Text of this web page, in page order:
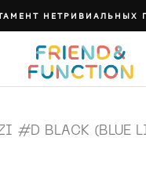
НЕТРИВИАЛЬНЫХ
#D BLACK (BLUE